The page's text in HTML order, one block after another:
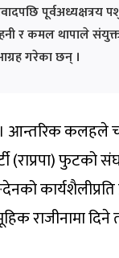
र कमल थापाले
गरेका छन् ।
आन्तरिक कलहले
(राप्रपा)
राजीनामा दिने